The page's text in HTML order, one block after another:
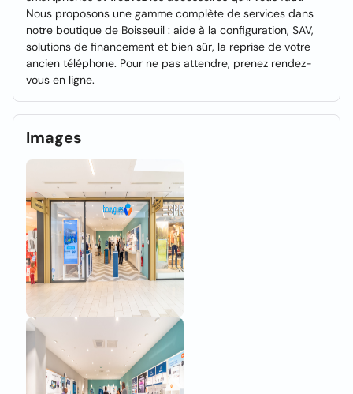
Nous proposons une gamme complète de services dans
notre boutique de Boisseuil : aide à la configuration, SAV,
solutions de financement et bien sûr, la reprise de votre
ancien téléphone. Pour ne pas attendre, prenez rendez-
vous en ligne.
Images